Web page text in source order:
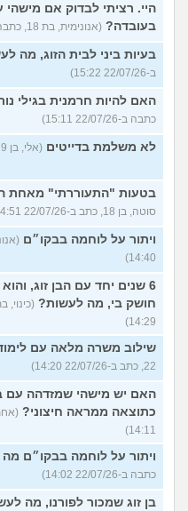
היי. רציתי לבדוק אם
בעובדה? (אנונימית, בת 18, כתבה ב-22/07/26 15:31)
בעיות ביני לבית הזוג, מה
ב-22/07/26 15:22)
האם להיות חרמנית בגילי
כתבה ב-22/07/26 15:11)
לא משלמת בדייטים (אלי, בן 29, כתב ב-22/07/26 15:00)
בטעות "התעוררתי" מאחת
סוטה, בן 18, כתב ב-22/07/26 14:51)
ויתור על לוחמה בבקו״ם
14:40)
6 שנים יחד עם הבן זוג,
חושק בי, מה לעשות?
14:29)
שילוב משרה מלאה עם
22, כתב ב-22/07/26 14:20)
האם יש מישהי שמזדהה עם
כתוצאה ממראה חיצוני?
14:11)
ויתור על לוחמה בבקו״ם
כתבה ב-22/07/26 14:02)
בן זוג שמכור לפורנו, מה